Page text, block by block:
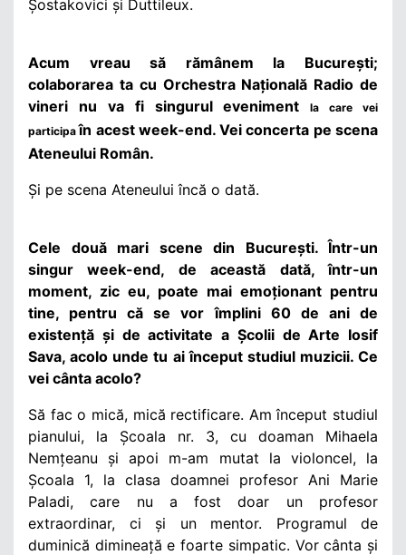
Șostakovici și Duttileux.
Acum vreau să rămânem la București;
colaborarea ta cu Orchestra Națională Radio de
vineri nu va fi singurul evenimentla care vei
participaîn acest week-end. Vei concerta pe scena
Ateneului Român.
Și pe scena Ateneului încă o dată.
Cele două mari scene din București. Într-un
singur week-end, de această dată, într-un
moment, zic eu, poate mai emoționant pentru
tine, pentru că se vor împlini 60 de ani de
existență și de activitate a Școlii de Arte Iosif
Sava, acolo unde tu ai început studiul muzicii. Ce
vei cânta acolo?
Să fac o mică, mică rectificare. Am început studiul
pianului, la Școala nr. 3, cu doaman Mihaela
Nemțeanu și apoi m-am mutat la violoncel, la
Școala 1, la clasa doamnei profesor Ani Marie
Paladi, care nu a fost doar un profesor
extraordinar, ci și un mentor. Programul de
duminică dimineață e foarte simpatic. Vor cânta și